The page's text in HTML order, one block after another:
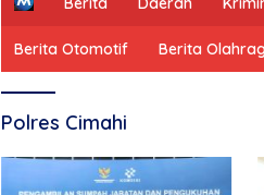
m
e
Berita Otomotif Berita
Polres Cimahi